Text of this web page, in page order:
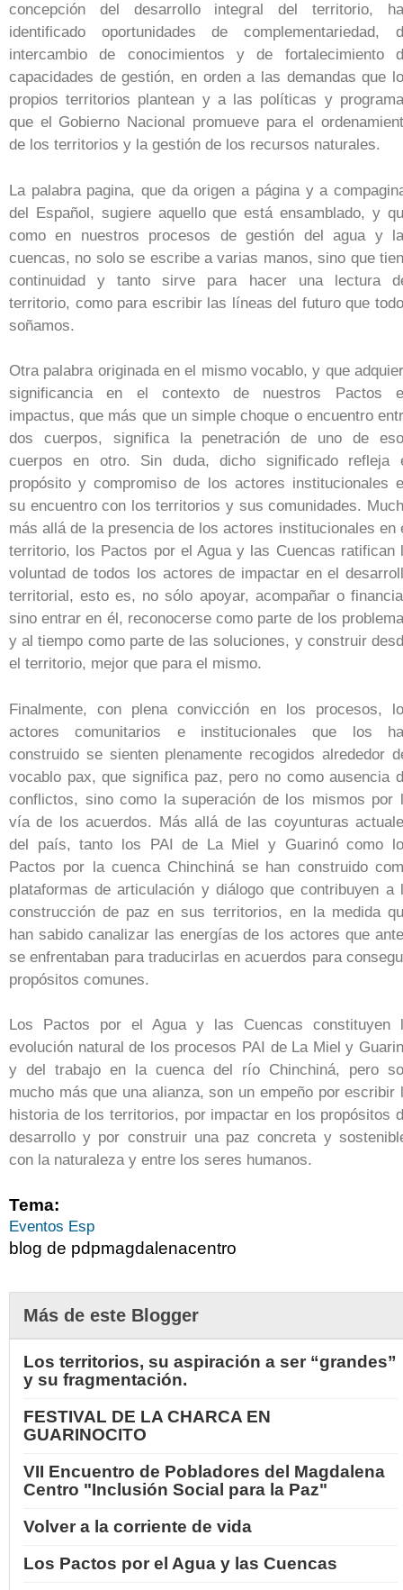
concepción del desarrollo integral del territorio,
identificado oportunidades de complementariedad,
intercambio de conocimientos y de fortalecimiento
capacidades de gestión, en orden a las demandas que
propios territorios plantean y a las políticas y
que el Gobierno Nacional promueve para el
de los territorios y la gestión de los recursos naturales.
La palabra pagina, que da origen a página y a
del Español, sugiere aquello que está ensamblado, y
como en nuestros procesos de gestión del agua y
cuencas, no solo se escribe a varias manos, sino que
continuidad y tanto sirve para hacer una lectura
territorio, como para escribir las líneas del futuro que
soñamos.
Otra palabra originada en el mismo vocablo, y que
significancia en el contexto de nuestros Pactos
impactus, que más que un simple choque o encuentro
dos cuerpos, significa la penetración de uno de
cuerpos en otro. Sin duda, dicho significado refleja
propósito y compromiso de los actores institucionales
su encuentro con los territorios y sus comunidades.
más allá de la presencia de los actores institucionales en
territorio, los Pactos por el Agua y las Cuencas ratifican
voluntad de todos los actores de impactar en el
territorial, esto es, no sólo apoyar, acompañar o
sino entrar en él, reconocerse como parte de los
y al tiempo como parte de las soluciones, y construir
el territorio, mejor que para el mismo.
Finalmente, con plena convicción en los procesos,
actores comunitarios e institucionales que los
construido se sienten plenamente recogidos alrededor
vocablo pax, que significa paz, pero no como ausencia
conflictos, sino como la superación de los mismos por
vía de los acuerdos. Más allá de las coyunturas
del país, tanto los PAI de La Miel y Guarinó como
Pactos por la cuenca Chinchiná se han construido
plataformas de articulación y diálogo que contribuyen a
construcción de paz en sus territorios, en la medida
han sabido canalizar las energías de los actores que
se enfrentaban para traducirlas en acuerdos para
propósitos comunes.
Los Pactos por el Agua y las Cuencas constituyen
evolución natural de los procesos PAI de La Miel y
y del trabajo en la cuenca del río Chinchiná, pero
mucho más que una alianza, son un empeño por escribir
historia de los territorios, por impactar en los propósitos
desarrollo y por construir una paz concreta y
con la naturaleza y entre los seres humanos.
Tema:
Eventos Esp
blog de pdpmagdalenacentro
Más de este Blogger
Los territorios, su aspiración a ser “grandes”
y su fragmentación.
FESTIVAL DE LA CHARCA EN
GUARINOCITO
VII Encuentro de Pobladores del Magdalena
Centro "Inclusión Social para la Paz"
Volver a la corriente de vida
Los Pactos por el Agua y las Cuencas